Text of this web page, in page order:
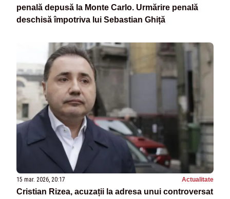
penală depusă la Monte Carlo. Urmărire penală
deschisă împotriva lui Sebastian Ghiță
15 mar. 2026, 20:17 Actualitate
Cristian Rizea, acuzații la adresa unui controversat